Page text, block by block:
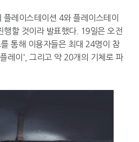
레이스테이션 4와 플레이스테이
할 것이라 발표했다. 19일은 오전
통해 이용자들은 최대 24명이 참
레이', 그리고 약 20개의 기체로 파
소니, '리셋' MS…콘
게임등급분류위원회, 이승훈